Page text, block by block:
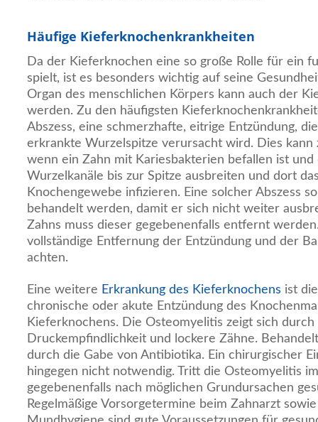
Häufige Kieferknochenkrankheiten
Da der Kieferknochen eine so große Rolle für ein
spielt, ist es besonders wichtig auf seine
Organ des menschlichen Körpers kann auch der
werden. Zu den häufigsten
Abszess, eine schmerzhafte, eitrige Entzündung,
erkrankte Wurzelspitze verursacht wird. Dies kann
wenn ein Zahn mit Kariesbakterien befallen ist und
Wurzelkanäle bis zur Spitze ausbreiten und dort
Knochengewebe infizieren. Eine solcher Abszess
behandelt werden, damit er sich nicht weiter
Zahns muss dieser gegebenenfalls entfernt
vollständige Entfernung der Entzündung und der
achten.
Eine weitere Erkrankung des Kieferknochens ist
chronische oder akute Entzündung des
Kieferknochens. Die Osteomyelitis zeigt sich
Druckempfindlichkeit und lockere Zähne.
durch die Gabe von Antibiotika. Ein chirurgischer
hingegen nicht notwendig. Tritt die Osteomyelitis
gegebenenfalls nach möglichen Grundursachen
Regelmäßige Vorsorgetermine beim Zahnarzt